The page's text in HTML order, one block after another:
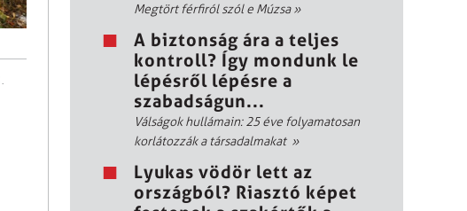
Megtört férfiról szól e Múzsa»
A biztonság ára a teljes
kontroll? Így mondunk le
lépésről lépésre a
szabadságun...
Válságok hullámain: 25 éve folyamatosan
korlátozzák a társadalmakat »
Lyukas vödör lett az
országból? Riasztó képet